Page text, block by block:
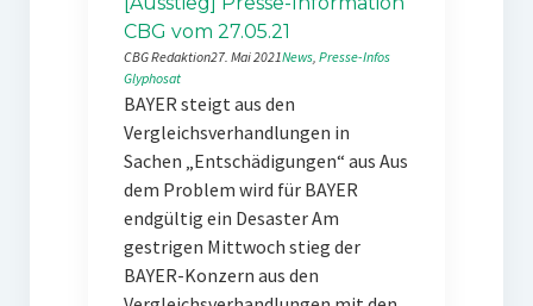
CBG vom 27.05.21
CBG Redaktion27. Mai 2021News, Presse-Infos
Glyphosat
BAYER steigt aus den
Vergleichsverhandlungen in
Sachen „Entschädigungen“ aus Aus
dem Problem wird für BAYER
endgültig ein Desaster Am
gestrigen Mittwoch stieg der
BAYER-Konzern aus den